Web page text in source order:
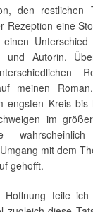
den restlichen
Rezeption eine
Unterschied
und Autorin.
meinen
engsten Kreis bis
im
mit dem
gehofft.
teile